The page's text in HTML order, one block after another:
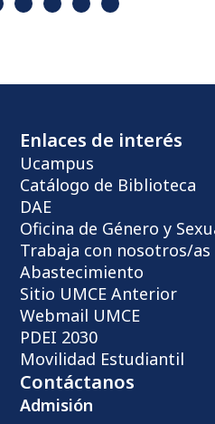
Enlaces de interés
Ucampus
Catálogo de Biblioteca
DAE
Oficina de Género y
Trabaja con nosotros/as
Abastecimiento
Sitio UMCE Anterior
Webmail UMCE
PDEI 2030
Movilidad Estudiantil
Contáctanos
Admisión